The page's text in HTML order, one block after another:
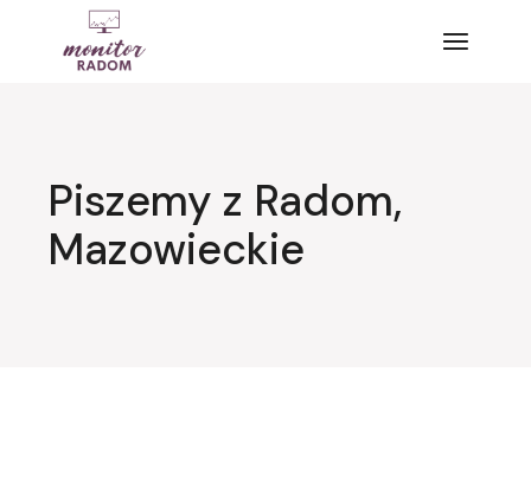
Piszemy z Radom,
Mazowieckie